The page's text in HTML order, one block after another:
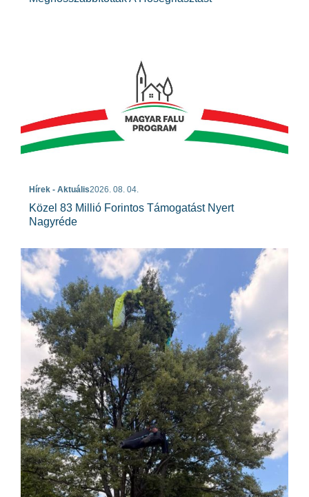
Hírek - Aktuális2026. 08. 04.
Közel 83 Millió Forintos Támogatást Nyert
Nagyréde